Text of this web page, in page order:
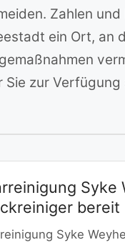
Zahlen
ein Ort, an
Sie zur
Syke
bereit
Syke